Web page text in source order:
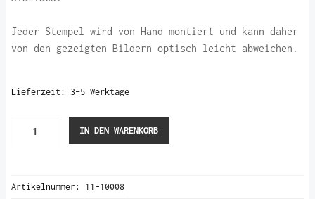
Jeder Stempel wird von Hand montiert und kann daher
von den gezeigten Bildern optisch leicht abweichen.
Lieferzeit: 3-5 Werktage
IN DEN WARENKORB
Artikelnummer: 11-10008